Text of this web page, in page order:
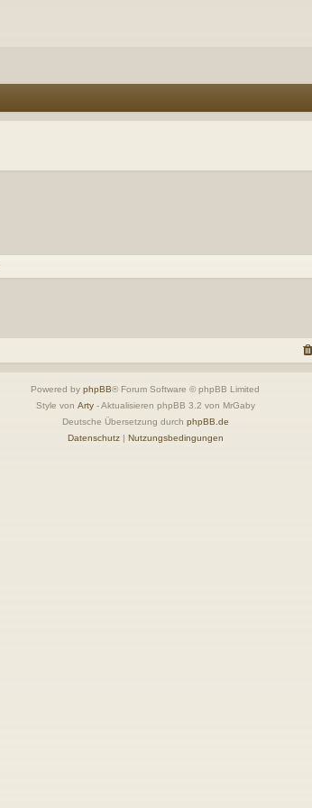
Powered by phpBB® Forum Software © phpBB Limited
Style von Arty- Aktualisieren phpBB 3.2 von MrGaby
Deutsche Übersetzung durch phpBB.de
Datenschutz| Nutzungsbedingungen